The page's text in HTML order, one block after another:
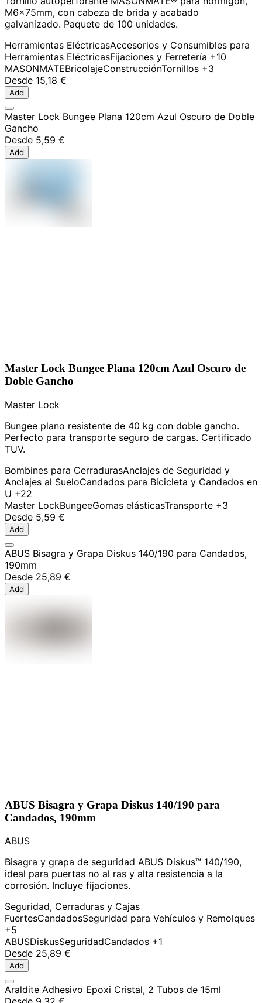
M6x75mm, con cabeza de brida y acabado
galvanizado. Paquete de 100 unidades.
Herramientas EléctricasAccesorios y Consumibles para
Herramientas EléctricasFijaciones y Ferretería +10
MASONMATEBricolajeConstrucciónTornillos +3
Desde 15,18 €
Add
Master Lock Bungee Plana 120cm Azul Oscuro de Doble
Gancho
Desde 5,59 €
Add
Master Lock Bungee Plana 120cm Azul Oscuro de
Doble Gancho
Master Lock
Bungee plano resistente de 40 kg con doble gancho.
Perfecto para transporte seguro de cargas. Certificado
TUV.
Bombines para CerradurasAnclajes de Seguridad y
Anclajes al SueloCandados para Bicicleta y Candados en
U +22
Master LockBungeeGomas elásticasTransporte +3
Desde 5,59 €
Add
ABUS Bisagra y Grapa Diskus 140/190 para Candados,
190mm
Desde 25,89 €
Add
ABUS Bisagra y Grapa Diskus 140/190 para
Candados, 190mm
ABUS
Bisagra y grapa de seguridad ABUS Diskus™ 140/190,
ideal para puertas no al ras y alta resistencia a la
corrosión. Incluye fijaciones.
Seguridad, Cerraduras y Cajas
FuertesCandadosSeguridad para Vehículos y Remolques
+5
ABUSDiskusSeguridadCandados +1
Desde 25,89 €
Add
Araldite Adhesivo Epoxi Cristal, 2 Tubos de 15ml